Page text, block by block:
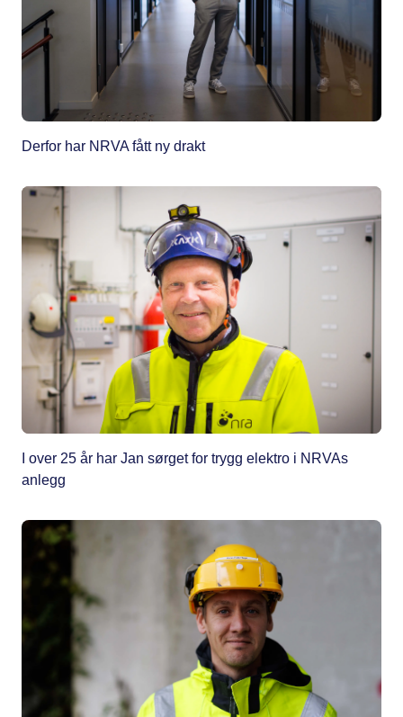
Derfor har NRVA fått ny drakt
I over 25 år har Jan sørget for trygg elektro i NRVAs
anlegg